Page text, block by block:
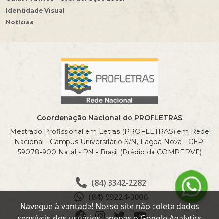
Identidade Visual
Notícias
Coordenação Nacional do PROFLETRAS
Mestrado Profissional em Letras (PROFLETRAS) em Rede
Nacional - Campus Universitário S/N, Lagoa Nova - CEP:
59078-900 Natal - RN - Brasil (Prédio da COMPERVE)
(84) 3342-2282
(84) 99224-0006
Navegue à vontade! Nosso site não coleta dados